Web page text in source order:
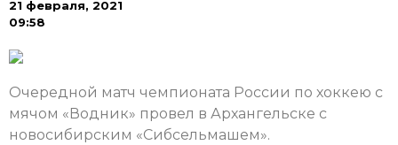
21 февраля, 2021
09:58
Очередной матч чемпионата России по хоккею с
мячом «Водник» провел в Архангельске с
новосибирским «Сибсельмашем».